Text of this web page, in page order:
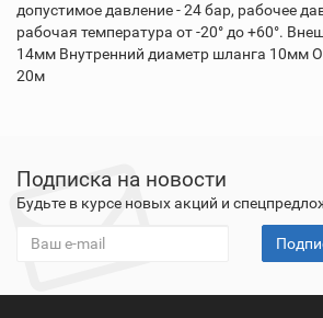
допустимое давление - 24 бар, рабочее
рабочая температура от -20° до +60°.
14мм Внутренний диаметр шланга 10мм
20м
Подписка на новости
Будьте в курсе новых акций и